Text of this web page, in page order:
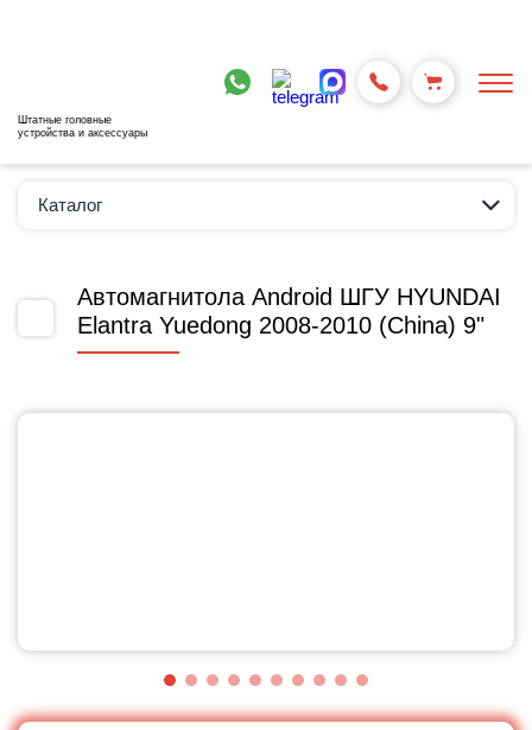
Штатные головные
устройства и аксессуары
Каталог
Автомагнитола Android ШГУ HYUNDAI
Elantra Yuedong 2008-2010 (China) 9"